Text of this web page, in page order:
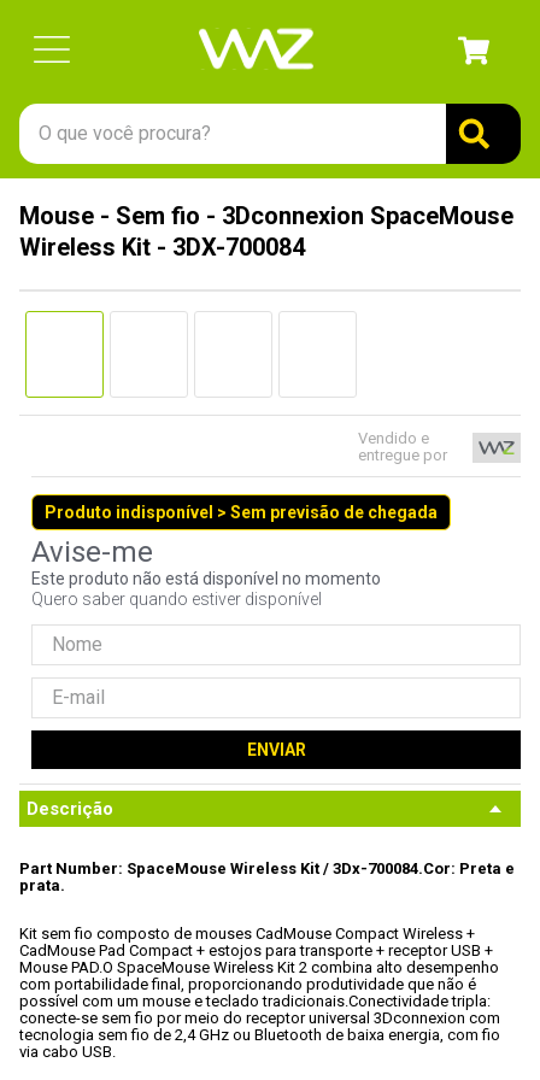
O que você procura?
Mouse - Sem fio - 3Dconnexion SpaceMouse
Wireless Kit - 3DX-700084
Vendido e
entregue por
Produto indisponível > Sem previsão de chegada
Este produto não está disponível no momento
Quero saber quando estiver disponível
ENVIAR
Descrição
Part Number: SpaceMouse Wireless Kit / 3Dx-700084.Cor: Preta e
prata.
Kit sem fio composto de mouses CadMouse Compact Wireless +
CadMouse Pad Compact + estojos para transporte + receptor USB +
Mouse PAD.O SpaceMouse Wireless Kit 2 combina alto desempenho
com portabilidade final, proporcionando produtividade que não é
possível com um mouse e teclado tradicionais.Conectividade tripla:
conecte-se sem fio por meio do receptor universal 3Dconnexion com
tecnologia sem fio de 2,4 GHz ou Bluetooth de baixa energia, com fio
via cabo USB.
1º
gabinete
3º
ssd
5º
openbox
7º
jonsbo
8º
controle
noctua
10º fractal